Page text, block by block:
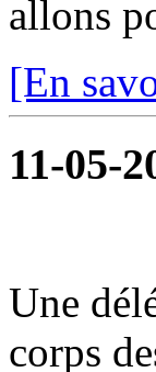
allons
[En
11-05-
Une
corps